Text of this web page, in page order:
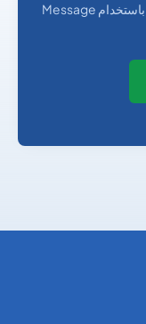
ارفع مستوى المراسلة والتواصل مع العملاء باستخدام Message